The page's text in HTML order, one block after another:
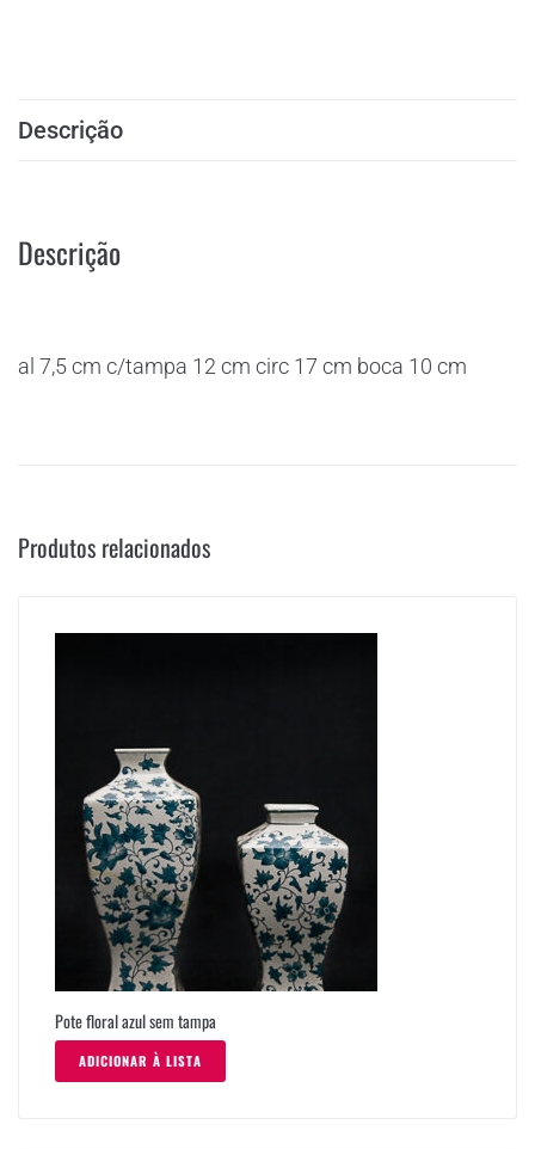
Descrição
Descrição
al 7,5 cm c/tampa 12 cm circ 17 cm boca 10 cm
Produtos relacionados
Pote floral azul sem tampa
ADICIONAR À LISTA